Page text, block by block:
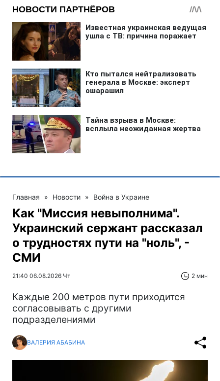
Главная » Новости » Война в Украине
Как "Миссия невыполнима".
Украинский сержант рассказал
о трудностях пути на "ноль", -
СМИ
21:40 06.08.2026 Чт 2 мин
Каждые 200 метров пути приходится
согласовывать с другими
подразделениями
ВАЛЕРИЯ АБАБИНА